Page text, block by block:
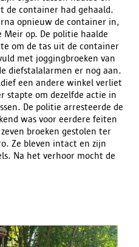
de container had gehaald.
opnieuw de container in,
op. De politie haalde
om de tas uit de container
met joggingbroeken van
diefstalalarmen er nog aan.
een andere winkel verliet
stapte om dezelfde actie in
De politie arresteerde de
was voor eerdere feiten
broeken gestolen ter
Ze bleven intact en zijn
Na het verhoor mocht de